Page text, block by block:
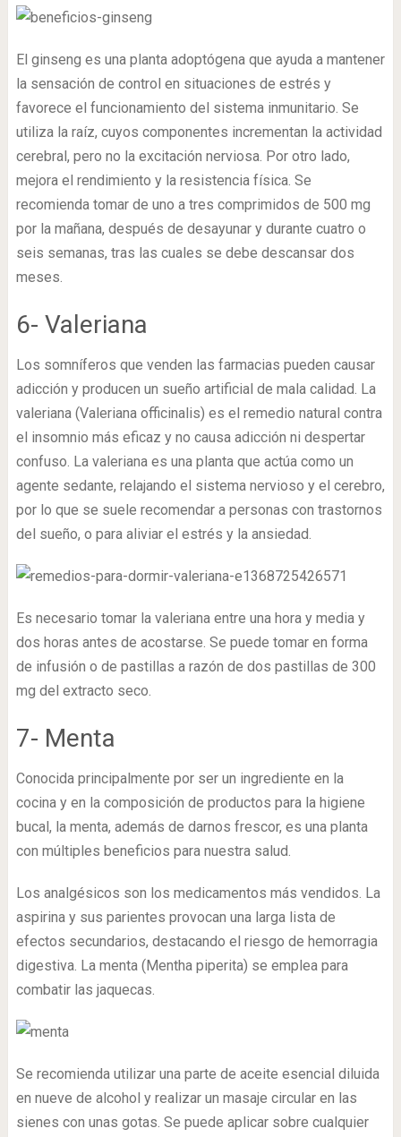
El ginseng es una planta adoptógena que ayuda a mantener
la sensación de control en situaciones de estrés y
favorece el funcionamiento del sistema inmunitario. Se
utiliza la raíz, cuyos componentes incrementan la actividad
cerebral, pero no la excitación nerviosa. Por otro lado,
mejora el rendimiento y la resistencia física. Se
recomienda tomar de uno a tres comprimidos de 500 mg
por la mañana, después de desayunar y durante cuatro o
seis semanas, tras las cuales se debe descansar dos
meses.
6- Valeriana
Los somníferos que venden las farmacias pueden causar
adicción y producen un sueño artificial de mala calidad. La
valeriana (Valeriana officinalis) es el remedio natural contra
el insomnio más eficaz y no causa adicción ni despertar
confuso. La valeriana es una planta que actúa como un
agente sedante, relajando el sistema nervioso y el cerebro,
por lo que se suele recomendar a personas con trastornos
del sueño, o para aliviar el estrés y la ansiedad.
Es necesario tomar la valeriana entre una hora y media y
dos horas antes de acostarse. Se puede tomar en forma
de infusión o de pastillas a razón de dos pastillas de 300
mg del extracto seco.
7- Menta
Conocida principalmente por ser un ingrediente en la
cocina y en la composición de productos para la higiene
bucal, la menta, además de darnos frescor, es una planta
con múltiples beneficios para nuestra salud.
Los analgésicos son los medicamentos más vendidos. La
aspirina y sus parientes provocan una larga lista de
efectos secundarios, destacando el riesgo de hemorragia
digestiva. La menta (Mentha piperita) se emplea para
combatir las jaquecas.
Se recomienda utilizar una parte de aceite esencial diluida
en nueve de alcohol y realizar un masaje circular en las
sienes con unas gotas. Se puede aplicar sobre cualquier